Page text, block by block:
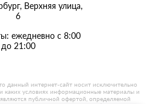
Верхняя улица,
6
ежедневно с 8:00
до 21:00